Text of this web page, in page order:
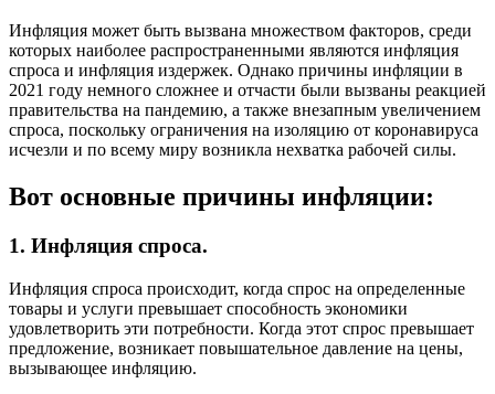
Инфляция может быть вызвана множеством факторов, среди
которых наиболее распространенными являются инфляция
спроса и инфляция издержек. Однако причины инфляции в
2021 году немного сложнее и отчасти были вызваны реакцией
правительства на пандемию, а также внезапным увеличением
спроса, поскольку ограничения на изоляцию от коронавируса
исчезли и по всему миру возникла нехватка рабочей силы.
Вот основные причины инфляции:
1. Инфляция спроса.
Инфляция спроса происходит, когда спрос на определенные
товары и услуги превышает способность экономики
удовлетворить эти потребности. Когда этот спрос превышает
предложение, возникает повышательное давление на цены,
вызывающее инфляцию.